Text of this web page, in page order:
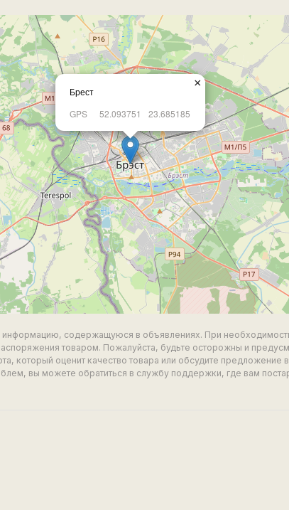
Брест
GPS
52.093751 23.685185
×
информацию, содержащуюся в объявлениях. При
товаром. Пожалуйста, будьте осторожны и
который оценит качество товара или обсудите предложение
вы можете обратиться в службу поддержки, где вам